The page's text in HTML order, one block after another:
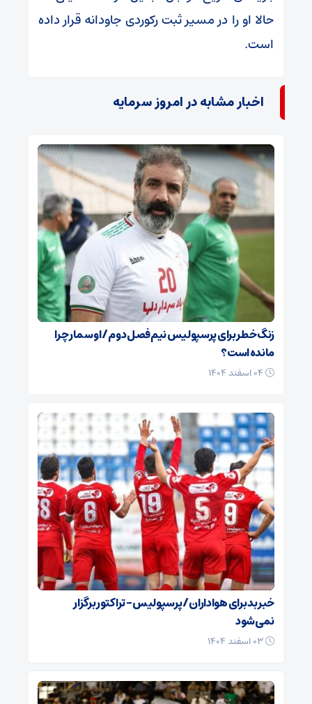
حالا او را در مسیر ثبت رکوردی جاودانه قرار داده
است.
اخبار مشابه در امروز سرمایه
زنگ خطر برای پرسپولیس نیم‌فصل دوم / اوسمار چرا
مانده است؟
خبر بد برای هواداران / پرسپولیس – تراکتور برگزار
نمی‌شود